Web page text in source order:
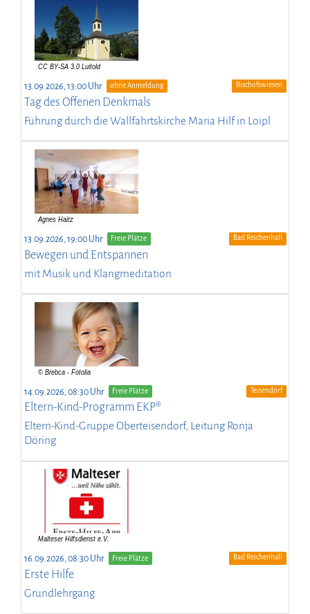
13.09.2026, 13:00 Uhr ohne Anmeldung Bischofswiesen
Tag des Offenen Denkmals
Führung durch die Wallfahrtskirche Maria Hilf in Loipl
13.09.2026, 19:00 Uhr Freie Plätze Bad Reichenhall
Bewegen und Entspannen
mit Musik und Klangmeditation
14.09.2026, 08:30 Uhr Freie Plätze Teisendorf
Eltern-Kind-Programm EKP®
Eltern-Kind-Gruppe Oberteisendorf, Leitung Ronja
Döring
16.09.2026, 08:30 Uhr Freie Plätze Bad Reichenhall
Erste Hilfe
Grundlehrgang